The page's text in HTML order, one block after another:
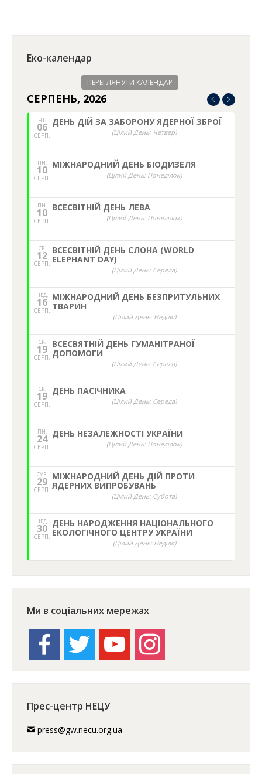
Еко-календар
ПЕРЕГЛЯНУТИ КАЛЕНДАР
СЕРПЕНЬ, 2026
ЧТ.
06
СЕРП.
ДЕНЬ ДІЙ ЗА ЗАБОРОНУ ЯДЕРНОЇ ЗБРОЇ
(Цілий День: Четвер)
ПН.
10
СЕРП.
МІЖНАРОДНИЙ ДЕНЬ БІОДИЗЕЛЯ
(Цілий День: Понеділок)
ПН.
10
СЕРП.
ВСЕСВІТНІЙ ДЕНЬ ЛЕВА
(Цілий День: Понеділок)
СР.
12
СЕРП.
ВСЕСВІТНІЙ ДЕНЬ СЛОНА (WORLD
ELEPHANT DAY)
(Цілий День: Середа)
НЕД,
16
СЕРП.
МІЖНАРОДНИЙ ДЕНЬ БЕЗПРИТУЛЬНИХ
ТВАРИН
(Цілий День: Неділя)
СР.
19
СЕРП.
ВСЕСВЯТНІЙ ДЕНЬ ГУМАНІТРАНОЇ
ДОПОМОГИ
(Цілий День: Середа)
СР.
19
СЕРП.
ДЕНЬ ПАСІЧНИКА
(Цілий День: Середа)
ПН.
24
СЕРП.
ДЕНЬ НЕЗАЛЕЖНОСТІ УКРАЇНИ
(Цілий День: Понеділок)
СУБ.
29
СЕРП.
МІЖНАРОДНИЙ ДЕНЬ ДІЙ ПРОТИ
ЯДЕРНИХ ВИПРОБУВАНЬ
(Цілий День: Субота)
НЕД,
30
СЕРП.
ДЕНЬ НАРОДЖЕННЯ НАЦІОНАЛЬНОГО
ЕКОЛОГІЧНОГО ЦЕНТРУ УКРАЇНИ
(Цілий День: Неділя)
Ми в соціальних мережах
facebook twitter youtube instagram
Прес-центр НЕЦУ
press@gw.necu.org.ua